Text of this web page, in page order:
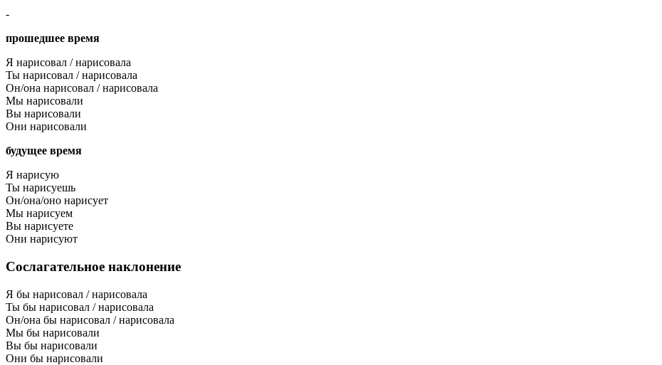
-
прошедшее время
Я нарисовал / нарисовала
Ты нарисовал / нарисовала
Он/она нарисовал / нарисовала
Мы нарисовали
Вы нарисовали
Они нарисовали
будущее время
Я нарисую
Ты нарисуешь
Он/она/оно нарисует
Мы нарисуем
Вы нарисуете
Они нарисуют
Сослагательное наклонение
Я бы нарисовал / нарисовала
Ты бы нарисовал / нарисовала
Он/она бы нарисовал / нарисовала
Мы бы нарисовали
Вы бы нарисовали
Они бы нарисовали